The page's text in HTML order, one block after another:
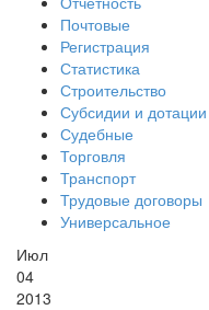
Почтовые
Регистрация
Статистика
Строительство
Субсидии и дотации
Судебные
Торговля
Транспорт
Трудовые договоры
Универсальное
Июл
04
2013